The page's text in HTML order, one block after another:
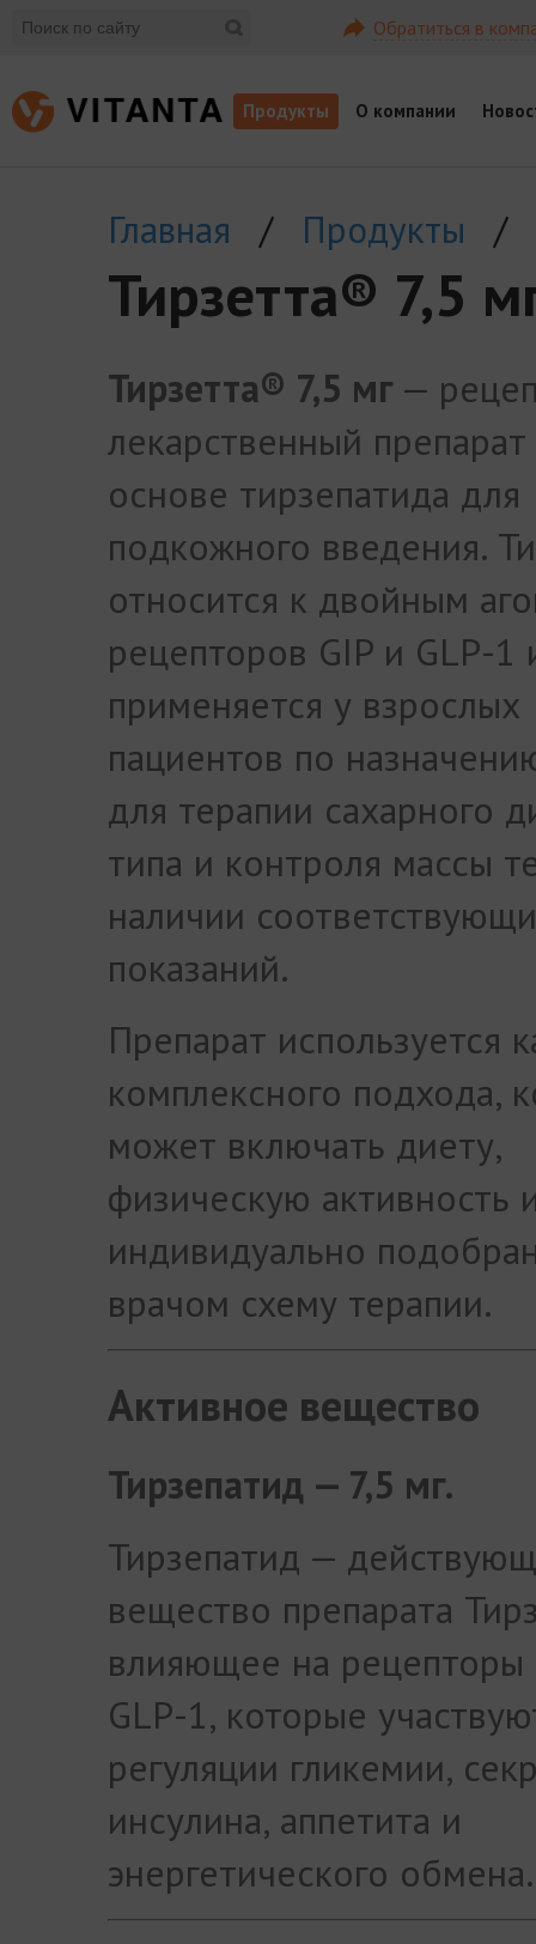
Обратиться в
Продукты О компании
Главная / Продукты /
Тирзетта® 7,5
Тирзетта® 7,5 мг —
лекарственный
основе тирзепатида для
подкожного введения.
относится к двойным
рецепторов GIP и GLP-1
применяется у взрослых
пациентов по
для терапии сахарного
типа и контроля массы
наличии
показаний.
Препарат используется
комплексного подхода,
может включать диету,
физическую активность
индивидуально
врачом схему терапии.
Активное вещество
Тирзепатид — 7,5 мг.
Тирзепатид —
вещество препарата
влияющее на рецепторы
GLP-1, которые
регуляции гликемии,
инсулина, аппетита и
энергетического обмена.